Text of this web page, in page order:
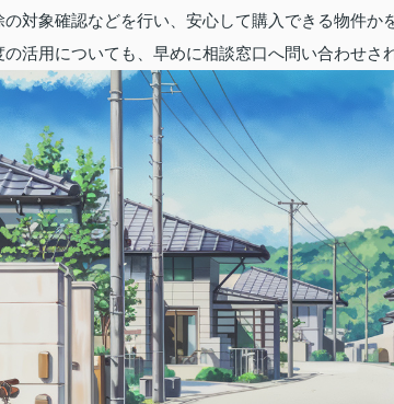
対象確認などを行い、安心して購入できる物件
活用についても、早めに相談窓口へ問い合わせさ